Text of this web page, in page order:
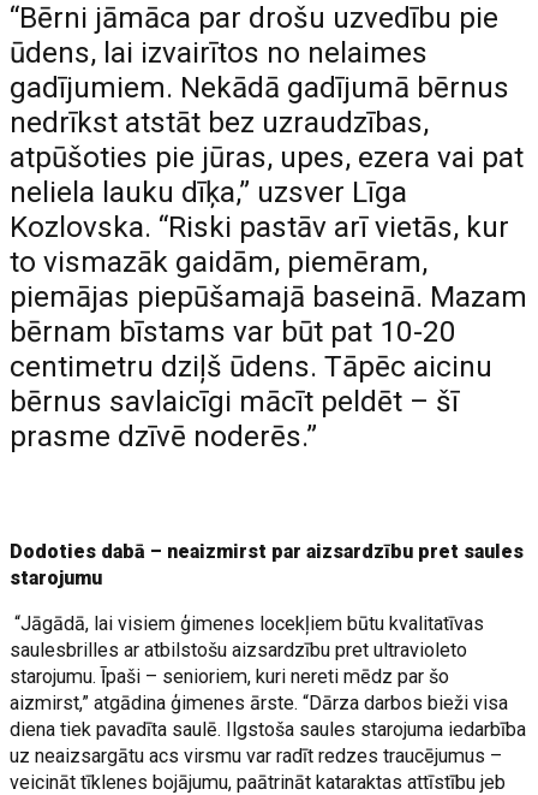
“Bērni jāmāca par drošu uzvedību pie
ūdens, lai izvairītos no nelaimes
gadījumiem. Nekādā gadījumā bērnus
nedrīkst atstāt bez uzraudzības,
atpūšoties pie jūras, upes, ezera vai pat
neliela lauku dīķa,” uzsver Līga
Kozlovska. “Riski pastāv arī vietās, kur
to vismazāk gaidām, piemēram,
piemājas piepūšamajā baseinā. Mazam
bērnam bīstams var būt pat 10-20
centimetru dziļš ūdens. Tāpēc aicinu
bērnus savlaicīgi mācīt peldēt – šī
prasme dzīvē noderēs.”
Dodoties dabā – neaizmirst par aizsardzību pret saules
starojumu
“Jāgādā, lai visiem ģimenes locekļiem būtu kvalitatīvas
saulesbrilles ar atbilstošu aizsardzību pret ultravioleto
starojumu. Īpaši – senioriem, kuri nereti mēdz par šo
aizmirst,” atgādina ģimenes ārste. “Dārza darbos bieži visa
diena tiek pavadīta saulē. Ilgstoša saules starojuma iedarbība
uz neaizsargātu acs virsmu var radīt redzes traucējumus –
veicināt tīklenes bojājumu, paātrināt kataraktas attīstību jeb